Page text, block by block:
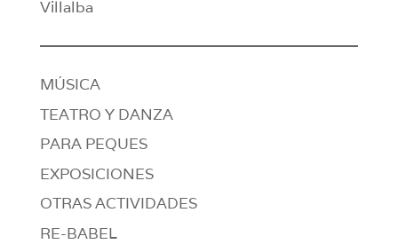
Villalba
MÚSICA
TEATRO Y DANZA
PARA PEQUES
EXPOSICIONES
OTRAS ACTIVIDADES
RE-BABEL